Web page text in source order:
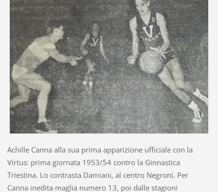
Achille Canna alla sua prima apparizione ufficiale con la
Virtus: prima giornata 1953/54 contro la Ginnastica
Triestina. Lo contrasta Damiani, al centro Negroni. Per
Canna inedita maglia numero 13, poi dalle stagioni